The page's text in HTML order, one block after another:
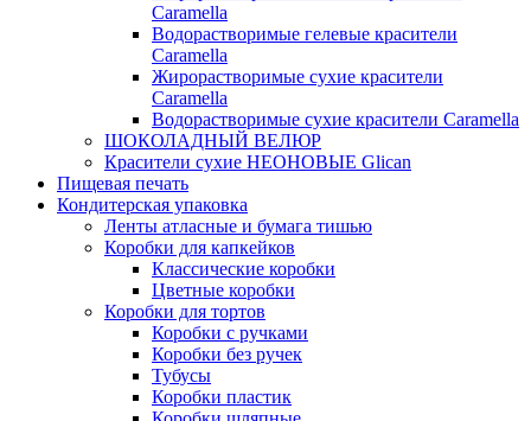
Caramella
Водорастворимые гелевые красители
Caramella
Жирорастворимые сухие красители
Caramella
Водорастворимые сухие красители Caramella
ШОКОЛАДНЫЙ ВЕЛЮР
Красители сухие НЕОНОВЫЕ Glican
Пищевая печать
Кондитерская упаковка
Ленты атласные и бумага тишью
Коробки для капкейков
Классические коробки
Цветные коробки
Коробки для тортов
Коробки с ручками
Коробки без ручек
Тубусы
Коробки пластик